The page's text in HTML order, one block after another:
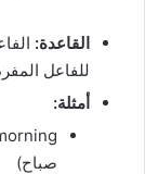
القاعدة:
للفاعل
أمثلة:
صباح)